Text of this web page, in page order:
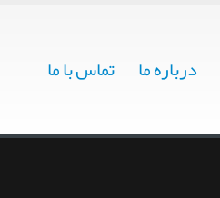
درباره ما تماس با ما